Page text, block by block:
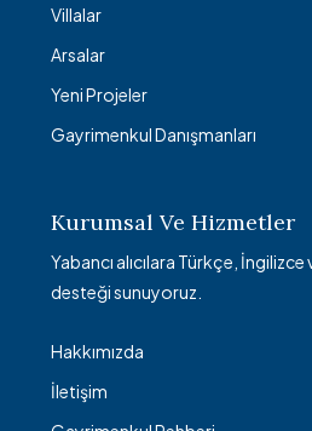
Villalar
Arsalar
Yeni Projeler
Gayrimenkul Danışmanları
Kurumsal Ve Hizmetler
Yabancı alıcılara Türkçe,
desteği sunuyoruz.
Hakkımızda
İletişim